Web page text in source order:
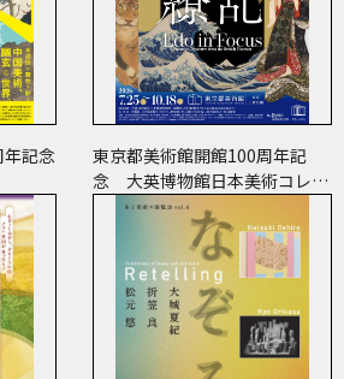
記念
東京都美術館開館100周年記
念 大英博物館日本美術コレク
ション 百花繚乱～海を越えた